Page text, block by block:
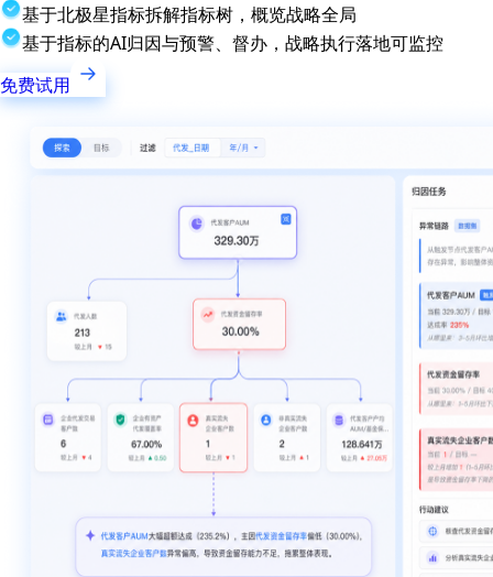
基于北极星指标拆解指标树，概览战略全局
基于指标的AI归因与预警、督办，战略执行落地可监控
免费试用